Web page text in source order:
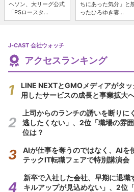
ヘソン、大リーグ公式
「PSロースタ...
ちにあった気分」と
ったひろゆき妻...
J-CAST 会社ウォッチ
アクセスランキング
LINE NEXTとGMOメディアがタ
用したサービスの成長と事業拡大
上司からのランチの誘いを断り
逃したくない」、2位「職場の雰
位は？
AIが仕事を奪うのではなく、AI
テックIT転職フェアで特別講演会
新卒で入社した会社、早期に退
キルアップが見込めない」、2位